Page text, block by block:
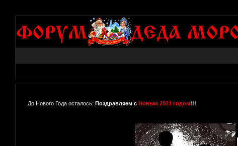
До Нового Года осталось: Поздравляем с Новым 2021 годом!!!